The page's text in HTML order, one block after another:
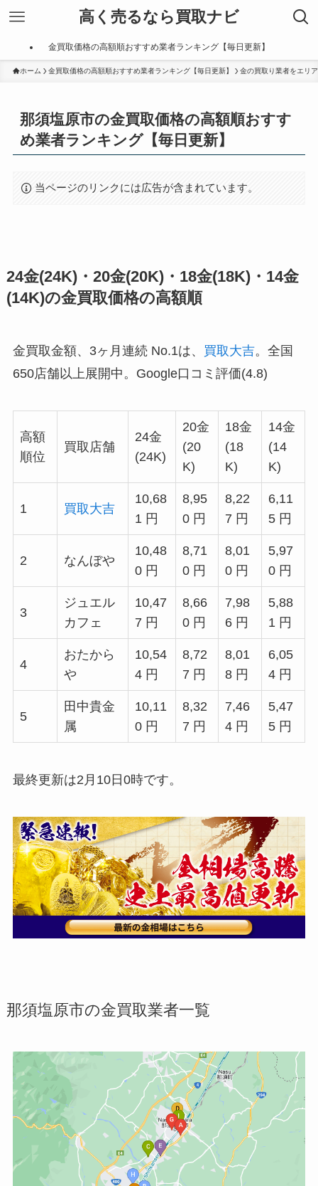
高く売るなら買取ナビ
金買取価格の高額順おすすめ業者ランキング【毎日更新】
ホーム 金買取価格の高額順おすすめ業者ランキング【毎日更新】 金の買取り業者をエリ
那須塩原市の金買取価格の高額順おすす
め業者ランキング【毎日更新】
当ページのリンクには広告が含まれています。
24金(24K)・20金(20K)・18金(18K)・14金
(14K)の金買取価格の高額順
金買取金額、3ヶ月連続 No.1は、 買取大吉。全国
650店舗以上展開中。Google口コミ評価(4.8)
高額
順位
買取店舗
24金
(24K)
20金
(20
K)
18金
(18
K)
14金
(14
K)
1 買取大吉
10,68
1 円
8,95
0 円
8,22
7 円
6,11
5 円
2 なんぼや
10,48
0 円
8,71
0 円
8,01
0 円
5,97
0 円
3
ジュエル
カフェ
10,47
7 円
8,66
0 円
7,98
6 円
5,88
1 円
4
おたから
や
10,54
4 円
8,72
7 円
8,01
8 円
6,05
4 円
5
田中貴金
属
10,11
0 円
8,32
7 円
7,46
4 円
5,47
5 円
最終更新は2月10日0時です。
那須塩原市の金買取業者一覧